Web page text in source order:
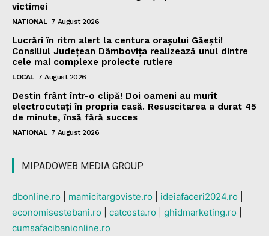
victimei
NATIONAL 7 August 2026
Lucrări în ritm alert la centura orașului Găești!
Consiliul Județean Dâmbovița realizează unul dintre
cele mai complexe proiecte rutiere
LOCAL 7 August 2026
Destin frânt într-o clipă! Doi oameni au murit
electrocutați în propria casă. Resuscitarea a durat 45
de minute, însă fără succes
NATIONAL 7 August 2026
MIPADOWEB MEDIA GROUP
dbonline.ro mamicitargoviste.ro ideiafaceri2024.ro
economisestebani.ro
catcosta.ro ghidmarketing.ro
cumsafacibanionline.ro